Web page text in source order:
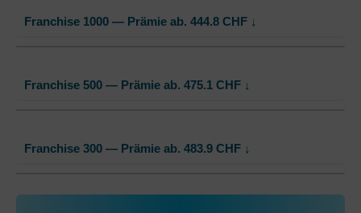
Franchise 1000 — Prämie ab. 444.8 CHF ↓
Franchise 500 — Prämie ab. 475.1 CHF ↓
Franchise 300 — Prämie ab. 483.9 CHF ↓